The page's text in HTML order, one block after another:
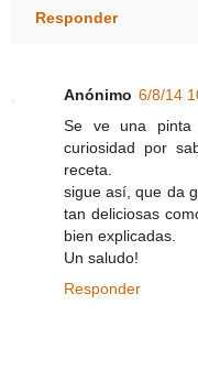
Responder
Anónimo 6/8/14
Se ve una pinta
curiosidad por
receta.
sigue así, que da
tan deliciosas
bien explicadas.
Un saludo!
Responder